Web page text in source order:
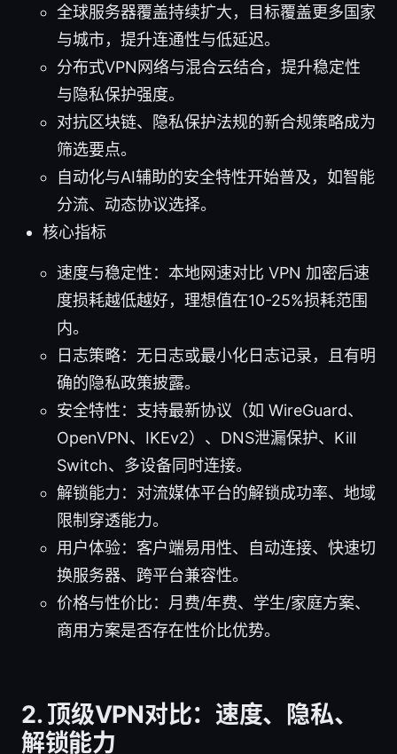
全球服务器覆盖持续扩大，目标覆盖更多国家
与城市，提升连通性与低延迟。
分布式VPN网络与混合云结合，提升稳定性
与隐私保护强度。
对抗区块链、隐私保护法规的新合规策略成为
筛选要点。
自动化与AI辅助的安全特性开始普及，如智能
分流、动态协议选择。
核心指标
速度与稳定性：本地网速对比 VPN 加密后速
度损耗越低越好，理想值在10-25%损耗范围
内。
日志策略：无日志或最小化日志记录，且有明
确的隐私政策披露。
安全特性：支持最新协议（如 WireGuard、
OpenVPN、IKEv2）、DNS泄漏保护、Kill
Switch、多设备同时连接。
解锁能力：对流媒体平台的解锁成功率、地域
限制穿透能力。
用户体验：客户端易用性、自动连接、快速切
换服务器、跨平台兼容性。
价格与性价比：月费/年费、学生/家庭方案、
商用方案是否存在性价比优势。
2. 顶级VPN对比：速度、隐私、
解锁能力